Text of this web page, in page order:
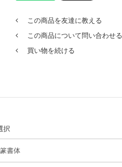
この商品を友達に教える
この商品について問い合わせる
買い物を続ける
択